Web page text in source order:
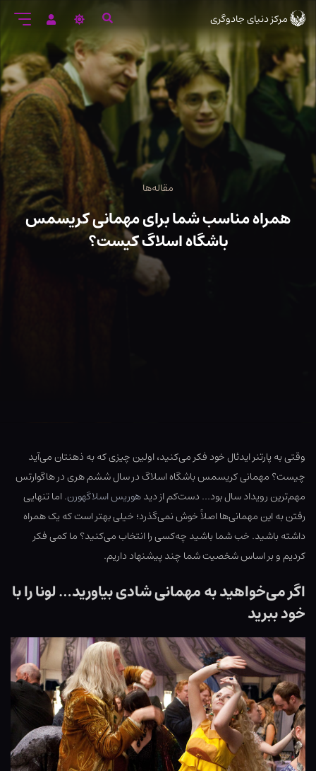
ورود
به
متن
اصلی
مرکز دنیای جادوگری
مقاله‌ها
همراه مناسب شما برای مهمانی کریسمس
باشگاه اسلاگ کیست؟
وقتی به پارتنر ایدئال خود فکر می‌کنید، اولین چیزی که به ذهنتان می‌آید
چیست؟ مهمانی کریسمس باشگاه اسلاگ در سال ششم هری در هاگوارتس
مهم‌ترین رویداد سال بود… دست‌کم از دیدهوریس اسلاگهورن. اما تنهایی
رفتن به این مهمانی‌ها اصلاً خوش نمی‌گذرد؛ خیلی بهتر است که یک همراه
داشته باشید. خب شما باشید چه‌کسی را انتخاب می‌کنید؟ ما کمی فکر
کردیم و بر اساس شخصیت شما چند پیشنهاد داریم.
اگر می‌خواهید به مهمانی شادی بیاورید… لونا را با
خود ببرید